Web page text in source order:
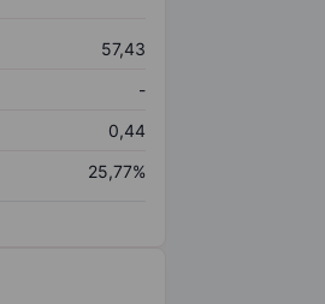
57,43
-
0,44
25,77%